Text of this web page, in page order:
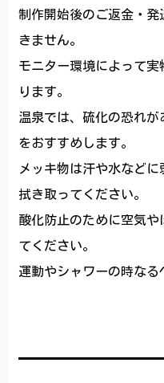
制作開始後のご返金・
きません。
モニター環境によって
ります。
温泉では、硫化の恐れ
をおすすめします。
メッキ物は汗や水など
拭き取ってください。
酸化防止のために空気
てください。
運動やシャワーの時なる